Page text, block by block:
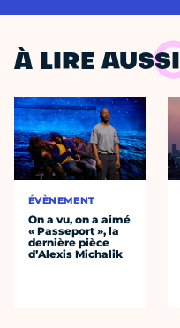
À LIRE AUSSI
ÉVÈNEMENT
On a vu, on a aimé
« Passeport », la
dernière pièce
d’Alexis Michalik